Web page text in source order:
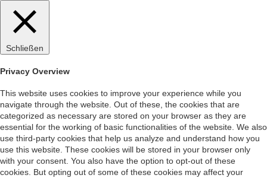
Schließen
Privacy Overview
This website uses cookies to improve your experience while you
navigate through the website. Out of these, the cookies that are
categorized as necessary are stored on your browser as they are
essential for the working of basic functionalities of the website. We also
use third-party cookies that help us analyze and understand how you
use this website. These cookies will be stored in your browser only
with your consent. You also have the option to opt-out of these
cookies. But opting out of some of these cookies may affect your